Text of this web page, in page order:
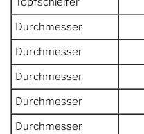
Durchmesser
Durchmesser
Durchmesser
Durchmesser
Durchmesser